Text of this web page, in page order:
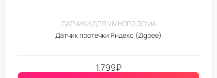
ДАТЧИКИ ДЛЯ УМНОГО ДОМА
Датчик протечки Яндекс (Zigbee)
1.799₽